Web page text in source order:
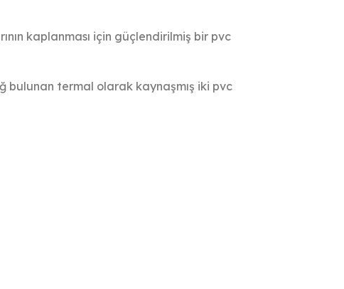
kaplanması için güçlendirilmiş bir pvc
bulunan termal olarak kaynaşmış iki pvc